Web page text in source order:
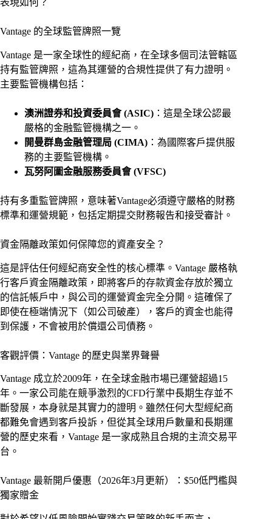
表現如何？
Vantage 的全球監管牌照一覽
Vantage 是一家全球性的經紀商，在全球多個司法管轄區
持有監管牌照，這為其運營的合規性提供了有力證明。
主要監管機構包括：
澳洲證券和投資委員會 (ASIC) ：這是全球公認最
嚴格的金融監管機構之一。
開曼群島金融管理局 (CIMA) ：為國際客戶提供服
務的主要監管機構。
瓦努阿圖金融服務委員會 (VFSC)
持有多重監管牌照，意味著Vantage必須遵守嚴格的財務
標準和運營規範，包括定期提交財務報告和接受審計。
資金隔離政策如何保障您的資產安全？
這是評估任何經紀商安全性的核心標準。Vantage 嚴格執
行客戶資金隔離政策，即將客戶的存款資金存放於獨立
的信託帳戶中，與公司的運營資金完全分開。這確保了
即使在極端情況下（如公司破產），客戶的資金也能得
到保護，不會被用於償還公司債務。
客觀評價：Vantage 的歷史與業界聲譽
Vantage 成立於2009年，在全球金融市場已運營超過15
年。一家公司能在競爭激烈的CFD行業中長期生存並不
斷發展，本身就是其實力的證明。雖然任何大型經紀商
都難免會遇到客戶投訴，但從其全球用戶數量和長期運
營的歷史來看，Vantage 是一家成熟且合規的主流交易平
台。
Vantage 最新開戶優惠（2026年3月更新）：$50低門檻與
獨家贈金